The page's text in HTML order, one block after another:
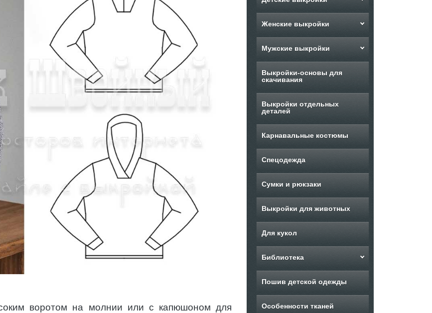
воротом на молнии или с капюшоном для
Женские выкройки
Мужские выкройки
Выкройки-основы для
скачивания
Выкройки отдельных
деталей
Карнавальные костюмы
Спецодежда
Сумки и рюкзаки
Выкройки для животных
Для кукол
Библиотека
Пошив детской одежды
Особенности тканей